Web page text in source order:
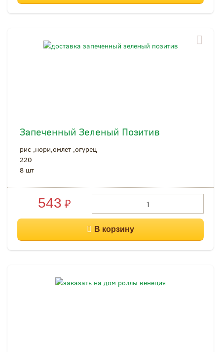
Запеченный Зеленый Позитив
рис ,нори,омлет ,огурец
220
8 шт
543 ₽